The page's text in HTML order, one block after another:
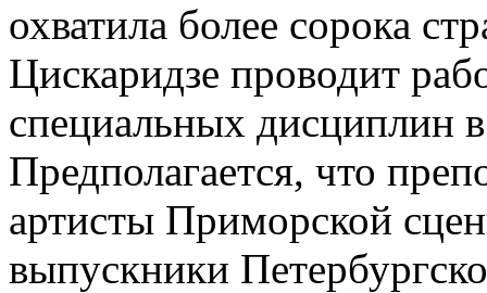
охватила более сорока
Цискаридзе проводит
специальных дисциплин в
Предполагается, что
артисты Приморской
выпускники